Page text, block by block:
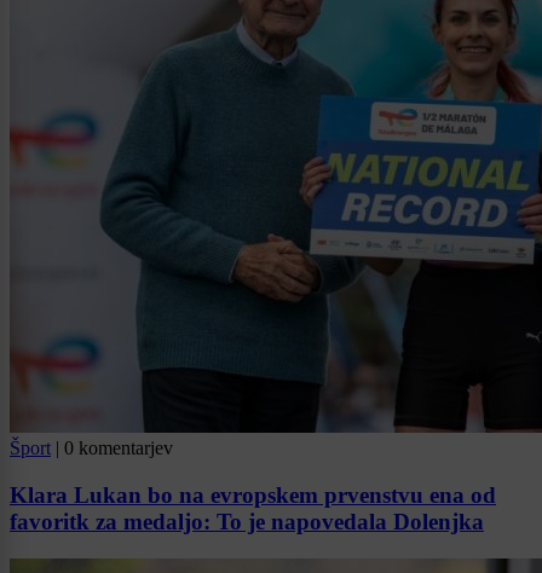
Šport | 0 komentarjev
Klara Lukan bo na evropskem prvenstvu ena od
favoritk za medaljo: To je napovedala Dolenjka